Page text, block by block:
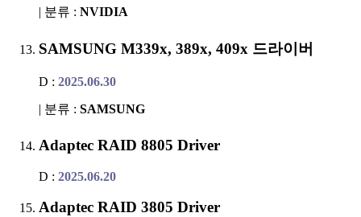
| 분류 : NVIDIA
SAMSUNG M339x, 389x, 409x 드라이버
D : 2025.06.30
| 분류 : SAMSUNG
Adaptec RAID 8805 Driver
D : 2025.06.20
Adaptec RAID 3805 Driver